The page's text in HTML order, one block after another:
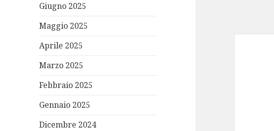
Giugno 2025
Maggio 2025
Aprile 2025
Marzo 2025
Febbraio 2025
Gennaio 2025
Dicembre 2024